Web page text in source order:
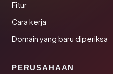
Fitur
Cara kerja
Domain yang baru diperiksa
PERUSAHAAN